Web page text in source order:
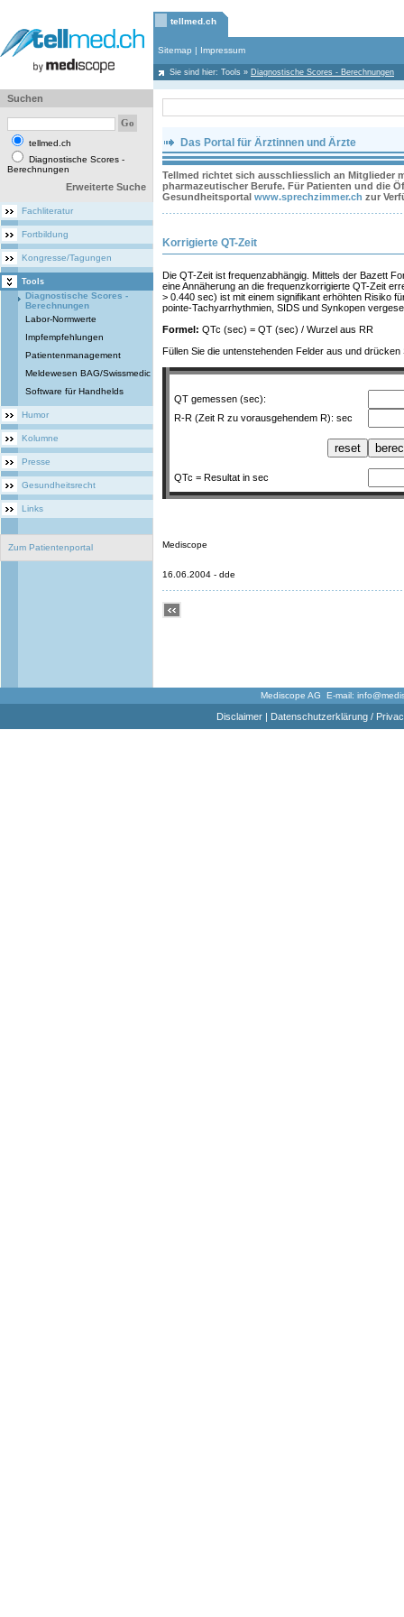
tellmed.ch
Sitemap | Impressum
Sie sind hier: Tools » Diagnostische Scores - Berechnungen
Suchen
tellmed.ch
Diagnostische Scores -
Berechnungen
Erweiterte Suche
Fachliteratur
Fortbildung
Kongresse/Tagungen
Tools
Diagnostische Scores -
Berechnungen
Labor-Normwerte
Impfempfehlungen
Patientenmanagement
Meldewesen BAG/Swissmedic
Software für Handhelds
Humor
Kolumne
Presse
Gesundheitsrecht
Links
Zum Patientenportal
Das Portal für Ärztinnen und Ärzte
Tellmed richtet sich ausschliesslich an Mitglieder
pharmazeutischer Berufe. Für Patienten und die
Gesundheitsportal www.sprechzimmer.ch zur
Korrigierte QT-Zeit
Die QT-Zeit ist frequenzabhängig. Mittels der Bazett
eine Annäherung an die frequenzkorrigierte QT-Zeit
> 0.440 sec) ist mit einem signifikant erhöhten Risiko
pointe-Tachyarrhythmien, SIDS und Synkopen
Formel: QTc (sec) = QT (sec) / Wurzel aus RR
Füllen Sie die untenstehenden Felder aus und drücken
QT gemessen (sec):
R-R (Zeit R zu vorausgehendem R): sec
QTc = Resultat in sec
Mediscope
16.06.2004 - dde
Mediscope AG E-mail:
Disclaimer| Datenschutzerklärung /